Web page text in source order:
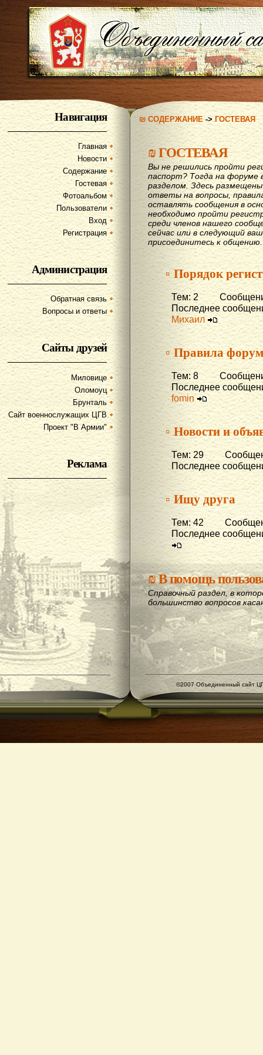
Навигация
Главная
Новости
Содержание
Гостевая
Фотоальбом
Пользователи
Вход
Регистрация
Администрация
Обратная связь
Вопросы и ответы
Сайты друзей
Миловице
Оломоуц
Брунталь
Сайт военнослужащих ЦГВ
Проект "В Армии"
Реклама
₪ СОДЕРЖАНИЕ->ГОСТЕВАЯ
₪ГОСТЕВАЯ
Вы не решились пройти
паспорт? Тогда на форуме
разделом. Здесь
ответы на вопросы,
оставлять сообщения в
необходимо пройти
среди членов нашего
сейчас или в следующий
присоединитесь к общению.
▫ Порядок
Тем: 2
Последнее
Михаил
▫ Правила
Тем: 8
Последнее
fomin
▫ Новости и
Тем: 29
Последнее
▫ Ищу друга
Тем: 42
Последнее
₪В помощь
Справочный раздел, в
большинство вопросов
©2007 Объединенный сайт